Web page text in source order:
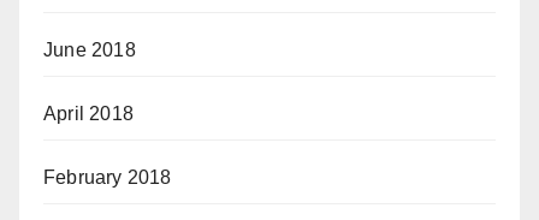
June 2018
April 2018
February 2018